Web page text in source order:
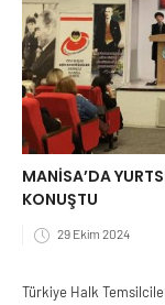
MANİSA’DA
KONUŞTU
29 Ekim 2024
Türkiye Halk